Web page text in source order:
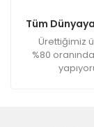
Tüm
Ürettiğimiz
%80